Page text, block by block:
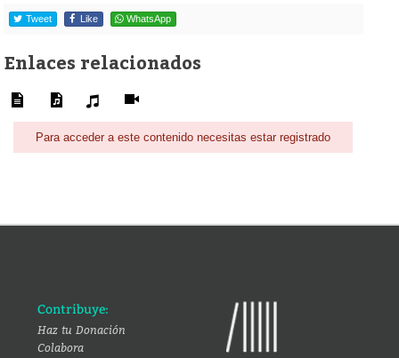
Tweet Like WhatsApp
Enlaces relacionados
Para acceder a este contenido necesitas estar registrado
Contribuye:
Haz tu Donación
Colabora